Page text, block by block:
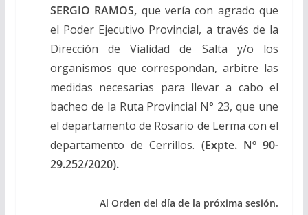
SERGIO RAMOS, que vería con agrado que
el Poder Ejecutivo Provincial, a través de la
Dirección de Vialidad de Salta y/o los
organismos que correspondan, arbitre las
medidas necesarias para llevar a cabo el
bacheo de la Ruta Provincial N° 23, que une
el departamento de Rosario de Lerma con el
departamento de Cerrillos. (Expte. Nº 90-
29.252/2020).
Al Orden del día de la próxima sesión.